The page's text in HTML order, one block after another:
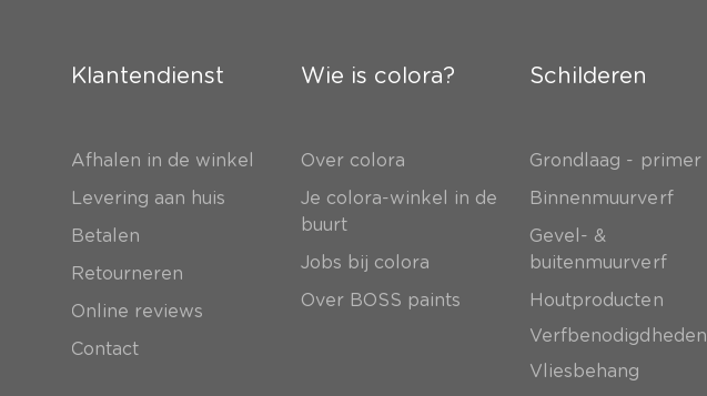
Klantendienst
Afhalen in de winkel
Levering aan huis
Betalen
Retourneren
Online reviews
Contact
Wie is colora?
Over colora
Je colora-winkel in de
buurt
Jobs bij colora
Over BOSS paints
Schilderen
Grondlaag - primer
Binnenmuurverf
Gevel- &
buitenmuurverf
Houtproducten
Verfbenodigdheden
Vliesbehang